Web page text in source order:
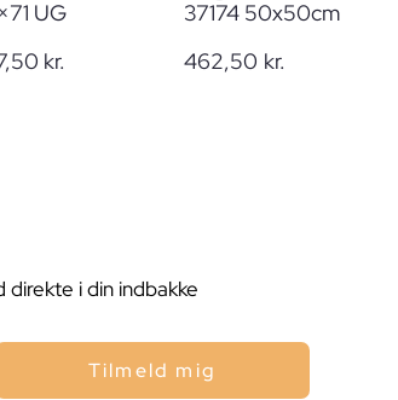
UG
kr.
37174 50x50cm
462,50 kr.
i din indbakke
Tilmeld mig